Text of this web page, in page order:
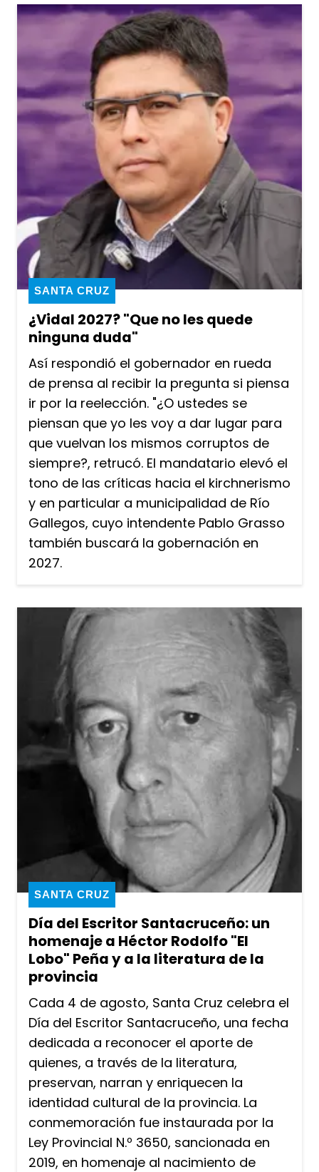
¿Vidal 2027? "Que no les quede
ninguna duda"
SANTA CRUZ
Así respondió el gobernador en rueda
de prensa al recibir la pregunta si piensa
ir por la reelección. "¿O ustedes se
piensan que yo les voy a dar lugar para
que vuelvan los mismos corruptos de
siempre?, retrucó. El mandatario elevó el
tono de las críticas hacia el kirchnerismo
y en particular a municipalidad de Río
Gallegos, cuyo intendente Pablo Grasso
también buscará la gobernación en
2027.
Día del Escritor Santacruceño: un
homenaje a Héctor Rodolfo "El
Lobo" Peña y a la literatura de la
provincia
SANTA CRUZ
Cada 4 de agosto, Santa Cruz celebra el
Día del Escritor Santacruceño, una fecha
dedicada a reconocer el aporte de
quienes, a través de la literatura,
preservan, narran y enriquecen la
identidad cultural de la provincia. La
conmemoración fue instaurada por la
Ley Provincial N.º 3650, sancionada en
2019, en homenaje al nacimiento de